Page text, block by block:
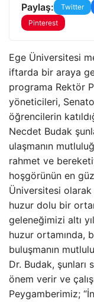
Paylaş: Twitter
Pinterest
Ege Üniversitesi
iftarda bir araya
programa Rektör
yöneticileri,
öğrencilerin
Necdet Budak
ulaşmanın
rahmet ve
hoşgörünün en
Üniversitesi
huzur dolu bir
geleneğimizi altı
huzur ortamında,
buluşmanın
Dr. Budak, şunları
önem verir ve
Peygamberimiz;